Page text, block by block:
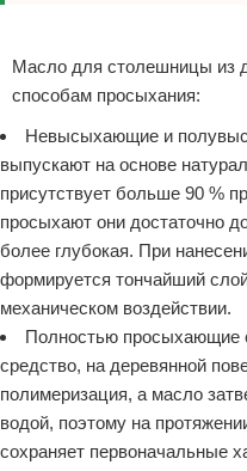
Масло для столешницы из
способам просыхания:
Невысыхающие и
выпускают на основе
присутствует больше 90 %
просыхают они достаточно
более глубокая. При
формируется тончайший
механическом воздействии.
Полностью просыхающие
средство, на деревянной
полимеризация, а масло
водой, поэтому на
сохраняет первоначальные